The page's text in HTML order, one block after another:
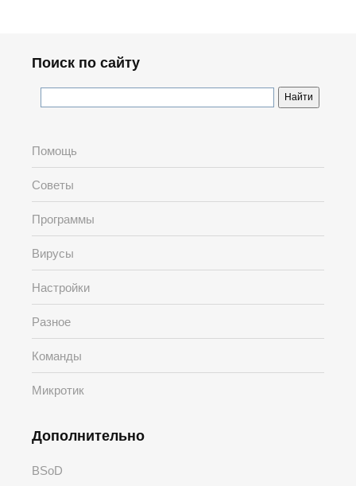
Поиск по сайту
Помощь
Советы
Программы
Вирусы
Настройки
Разное
Команды
Микротик
Дополнительно
BSoD